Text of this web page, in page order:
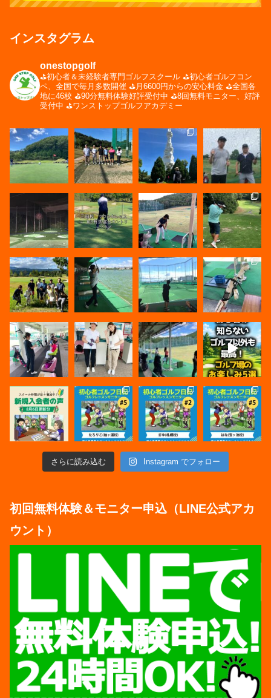
インスタグラム
onestopgolf
⛳️初心者＆未経験者専門ゴルフスクール ⛳️初心者ゴルフコン
ペ、全国で毎月多数開催 ⛳️月6600円からの安心料金 ⛳️全国各
地に46校 ⛳️90分無料体験好評受付中 ⛳️8回無料モニター、好評
受付中 ⛳️ワンストップゴルフアカデミー
さらに読み込む Instagram でフォロー
初回無料体験＆モニター申込（LINE公式アカ
ウント）